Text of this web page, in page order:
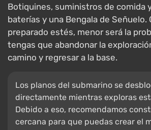
Botiquines, suministros de comida
baterías y una Bengala de Señuelo.
preparado estés, menor será la
tengas que abandonar la
camino y regresar a la base.
Los planos del submarino se
directamente mientras exploras
Debido a eso, recomendamos
cercana para que puedas crear el